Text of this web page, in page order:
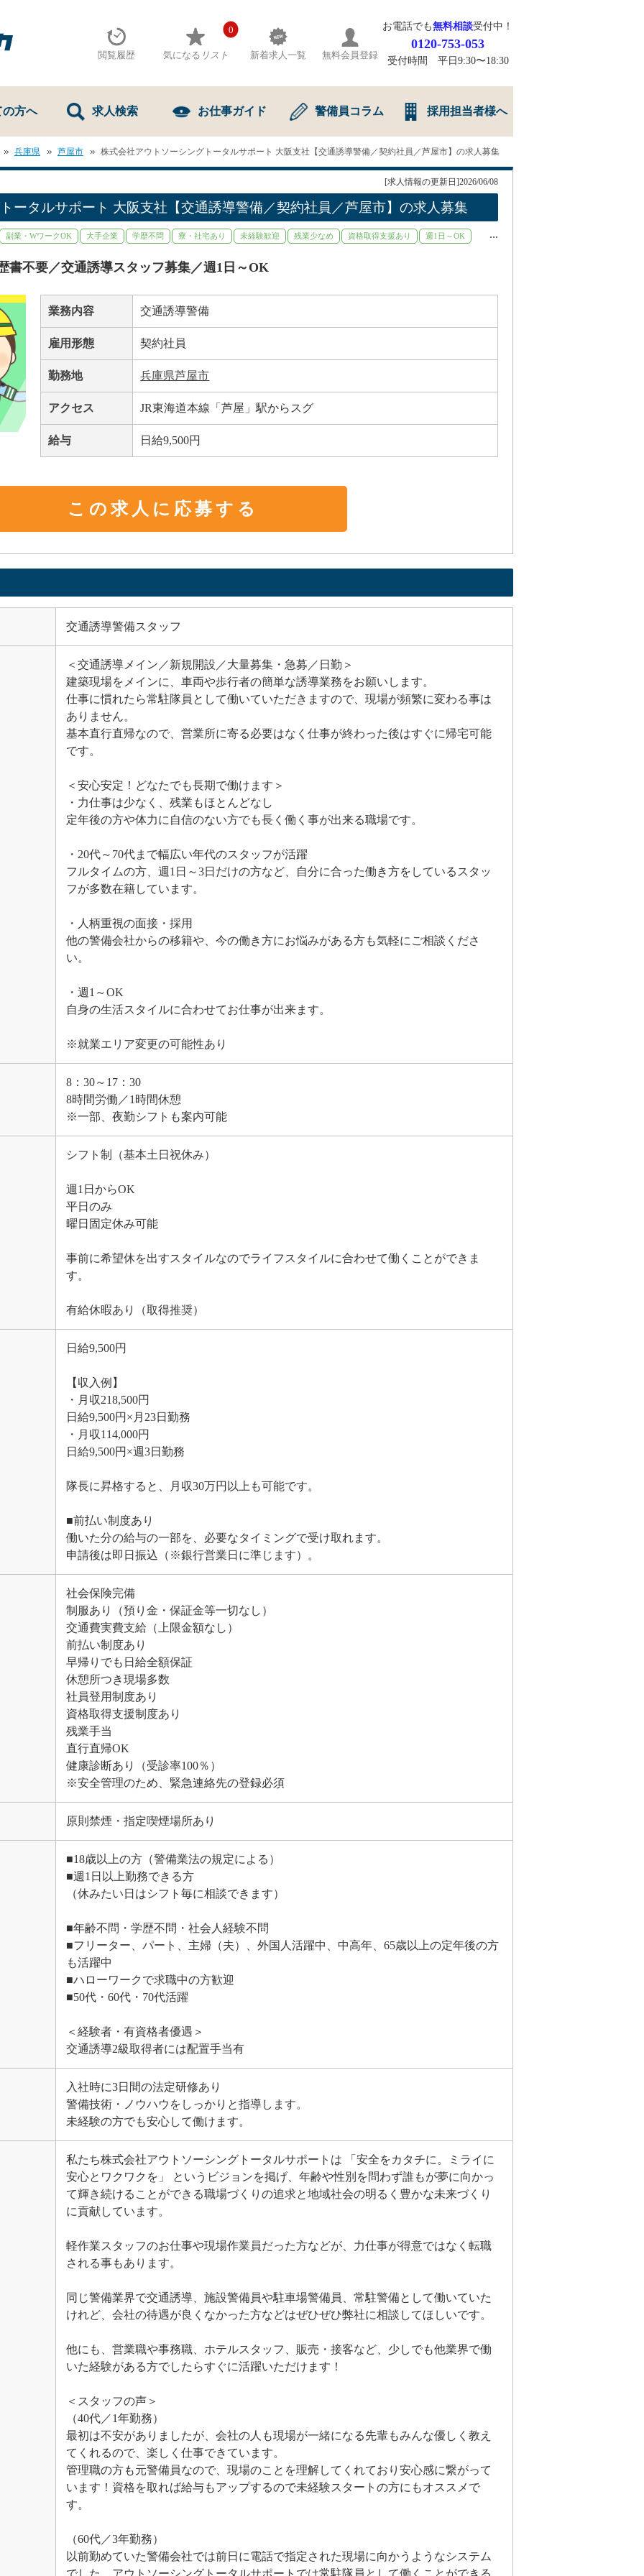
閲覧履歴
0
気になる リスト 新着求人一覧 無料会員登録
お電話でも無料相談受付中！
0120-753-053
受付時間 平日9:30〜18:30
の方へ 求人検索 お仕事ガイド 警備員コラム 採用担当者様へ
兵庫県 芦屋市 株式会社アウトソーシングトータルサポート 大阪支社【交通誘導警備／契約社員／芦屋市】の求人募集
[求人情報の更新日]2026/06/08
ータルサポート 大阪支社【交通誘導警備／契約社員／芦屋市】の求人募集
副業・WワークOK 大手企業 学歴不問 寮・社宅あり 未経験歓迎 残業少なめ 資格取得支援あり 週1日～OK ...
書不要／交通誘導スタッフ募集／週1日～OK
業務内容 交通誘導警備
雇用形態 契約社員
勤務地 兵庫県芦屋市
アクセス JR東海道本線「芦屋」駅からスグ
給与 日給9,500円
この求人に応募する
交通誘導警備スタッフ
＜交通誘導メイン／新規開設／大量募集・急募／日勤＞
建築現場をメインに、車両や歩行者の簡単な誘導業務をお願いします。
仕事に慣れたら常駐隊員として働いていただきますので、現場が頻繁に変わる事は
ありません。
基本直行直帰なので、営業所に寄る必要はなく仕事が終わった後はすぐに帰宅可能
です。
＜安心安定！どなたでも長期で働けます＞
・力仕事は少なく、残業もほとんどなし
定年後の方や体力に自信のない方でも長く働く事が出来る職場です。
・20代～70代まで幅広い年代のスタッフが活躍
フルタイムの方、週1日～3日だけの方など、自分に合った働き方をしているスタッ
フが多数在籍しています。
・人柄重視の面接・採用
他の警備会社からの移籍や、今の働き方にお悩みがある方も気軽にご相談くださ
い。
・週1～OK
自身の生活スタイルに合わせてお仕事が出来ます。
※就業エリア変更の可能性あり
8：30～17：30
8時間労働／1時間休憩
※一部、夜勤シフトも案内可能
シフト制（基本土日祝休み）
週1日からOK
平日のみ
曜日固定休み可能
事前に希望休を出すスタイルなのでライフスタイルに合わせて働くことができま
す。
有給休暇あり（取得推奨）
日給9,500円
【収入例】
・月収218,500円
日給9,500円×月23日勤務
・月収114,000円
日給9,500円×週3日勤務
隊長に昇格すると、月収30万円以上も可能です。
■前払い制度あり
働いた分の給与の一部を、必要なタイミングで受け取れます。
申請後は即日振込（※銀行営業日に準じます）。
社会保険完備
制服あり（預り金・保証金等一切なし）
交通費実費支給（上限金額なし）
前払い制度あり
早帰りでも日給全額保証
休憩所つき現場多数
社員登用制度あり
資格取得支援制度あり
残業手当
直行直帰OK
健康診断あり（受診率100％）
※安全管理のため、緊急連絡先の登録必須
原則禁煙・指定喫煙場所あり
■18歳以上の方（警備業法の規定による）
■週1日以上勤務できる方
（休みたい日はシフト毎に相談できます）
■年齢不問・学歴不問・社会人経験不問
■フリーター、パート、主婦（夫）、外国人活躍中、中高年、65歳以上の定年後の方
も活躍中
■ハローワークで求職中の方歓迎
■50代・60代・70代活躍
＜経験者・有資格者優遇＞
交通誘導2級取得者には配置手当有
入社時に3日間の法定研修あり
警備技術・ノウハウをしっかりと指導します。
未経験の方でも安心して働けます。
私たち株式会社アウトソーシングトータルサポートは 「安全をカタチに。ミライに
安心とワクワクを」 というビジョンを掲げ、年齢や性別を問わず誰もが夢に向かっ
て輝き続けることができる職場づくりの追求と地域社会の明るく豊かな未来づくり
に貢献しています。
軽作業スタッフのお仕事や現場作業員だった方などが、力仕事が得意ではなく転職
される事もあります。
同じ警備業界で交通誘導、施設警備員や駐車場警備員、常駐警備として働いていた
けれど、会社の待遇が良くなかった方などはぜひぜひ弊社に相談してほしいです。
他にも、営業職や事務職、ホテルスタッフ、販売・接客など、少しでも他業界で働
いた経験がある方でしたらすぐに活躍いただけます！
＜スタッフの声＞
（40代／1年勤務）
最初は不安がありましたが、会社の人も現場が一緒になる先輩もみんな優しく教え
てくれるので、楽しく仕事できています。
管理職の方も元警備員なので、現場のことを理解してくれており安心感に繋がって
います！資格を取れば給与もアップするので未経験スタートの方にもオススメで
す。
（60代／3年勤務）
以前勤めていた警備会社では前日に電話で指定された現場に向かうようなシステム
でした。アウトソーシングトータルサポートでは常駐隊員として働くことができる